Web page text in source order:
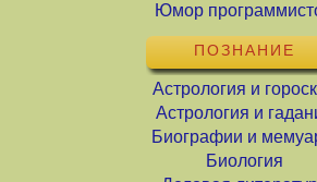
Юмор
ПОЗНАНИЕ
Астрология и
Астрология и
Биографии и
Биология